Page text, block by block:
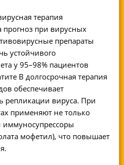
терапия
при вирусных
препараты
устойчивого
у 95–98% пациентов
В долгосрочная терапия
обеспечивает
репликации вируса. При
применяют не только
иммуносупрессоры
мофетил), что повышает